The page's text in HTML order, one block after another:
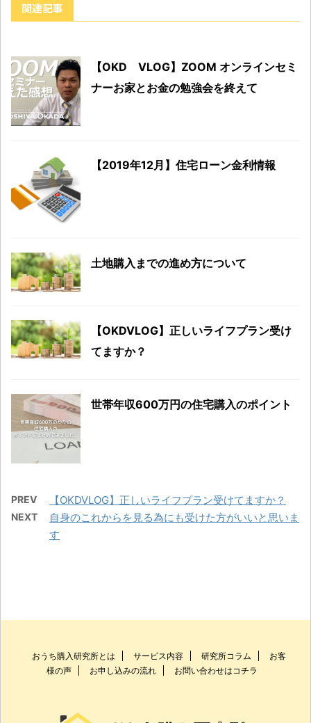
関連記事
【OKD VLOG】ZOOM オンラインセミ
ナーお家とお金の勉強会を終えて
【2019年12月】住宅ローン金利情報
土地購入までの進め方について
【OKDVLOG】正しいライフプラン受け
てますか？
世帯年収600万円の住宅購入のポイント
PREV 【OKDVLOG】正しいライフプラン受けてますか？
NEXT
自身のこれからを見る為にも受けた方がいいと思いま
す
おうち購入研究所とは サービス内容 研究所コラム
お客
様の声
お申し込みの流れ お問い合わせはコチラ